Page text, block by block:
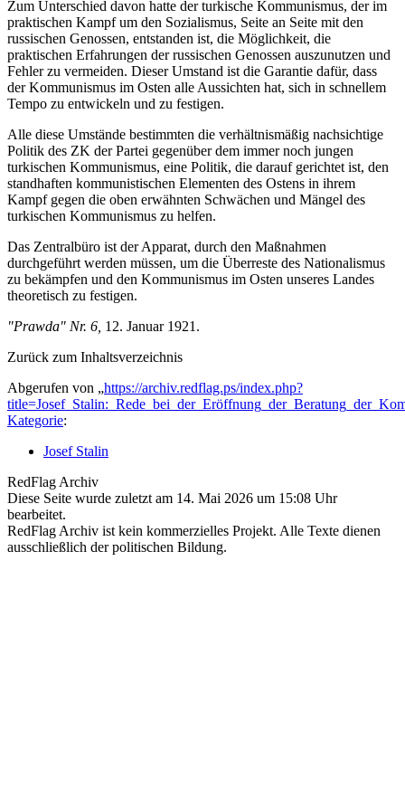
Zum Unterschied davon hatte der turkische Kommunismus, der im
praktischen Kampf um den Sozialismus, Seite an Seite mit den
russischen Genossen, entstanden ist, die Möglichkeit, die
praktischen Erfahrungen der russischen Genossen auszunutzen und
Fehler zu vermeiden. Dieser Umstand ist die Garantie dafür, dass
der Kommunismus im Osten alle Aussichten hat, sich in schnellem
Tempo zu entwickeln und zu festigen.
Alle diese Umstände bestimmten die verhältnismäßig nachsichtige
Politik des ZK der Partei gegenüber dem immer noch jungen
turkischen Kommunismus, eine Politik, die darauf gerichtet ist, den
standhaften kommunistischen Elementen des Ostens in ihrem
Kampf gegen die oben erwähnten Schwächen und Mängel des
turkischen Kommunismus zu helfen.
Das Zentralbüro ist der Apparat, durch den Maßnahmen
durchgeführt werden müssen, um die Überreste des Nationalismus
zu bekämpfen und den Kommunismus im Osten unseres Landes
theoretisch zu festigen.
"Prawda" Nr. 6, 12. Januar 1921.
Zurück zum Inhaltsverzeichnis
Abgerufen von „https://archiv.redflag.ps/index.php?
Kategorie:
Josef Stalin
RedFlag Archiv
Diese Seite wurde zuletzt am 14. Mai 2026 um 15:08 Uhr
bearbeitet.
RedFlag Archiv ist kein kommerzielles Projekt. Alle Texte dienen
ausschließlich der politischen Bildung.